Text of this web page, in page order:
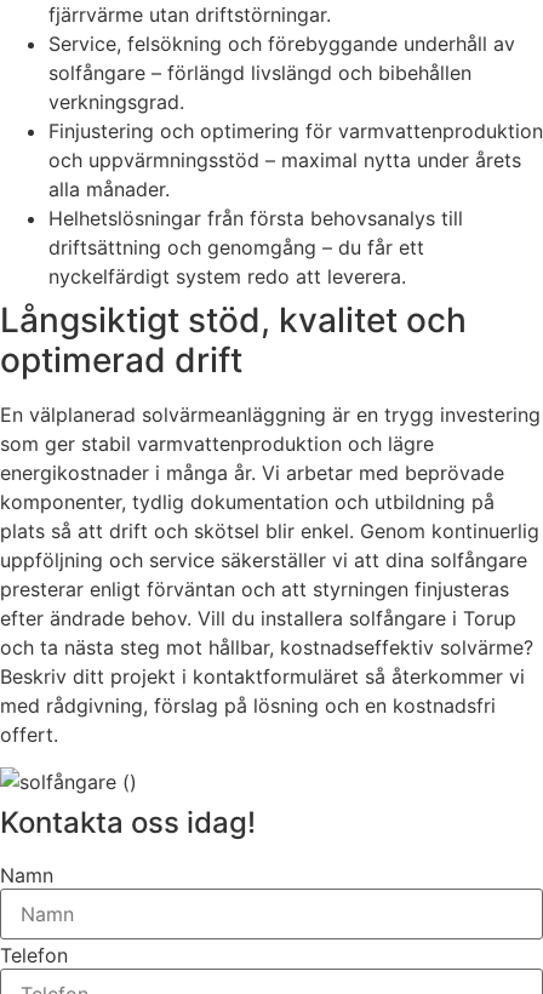
fjärrvärme utan driftstörningar.
Service, felsökning och förebyggande underhåll av
solfångare – förlängd livslängd och bibehållen
verkningsgrad.
Finjustering och optimering för varmvattenproduktion
och uppvärmningsstöd – maximal nytta under årets
alla månader.
Helhetslösningar från första behovsanalys till
driftsättning och genomgång – du får ett
nyckelfärdigt system redo att leverera.
Långsiktigt stöd, kvalitet och
optimerad drift
En välplanerad solvärmeanläggning är en trygg investering
som ger stabil varmvattenproduktion och lägre
energikostnader i många år. Vi arbetar med beprövade
komponenter, tydlig dokumentation och utbildning på
plats så att drift och skötsel blir enkel. Genom kontinuerlig
uppföljning och service säkerställer vi att dina solfångare
presterar enligt förväntan och att styrningen finjusteras
efter ändrade behov. Vill du installera solfångare i Torup
och ta nästa steg mot hållbar, kostnadseffektiv solvärme?
Beskriv ditt projekt i kontaktformuläret så återkommer vi
med rådgivning, förslag på lösning och en kostnadsfri
offert.
Kontakta oss idag!
Namn
Telefon